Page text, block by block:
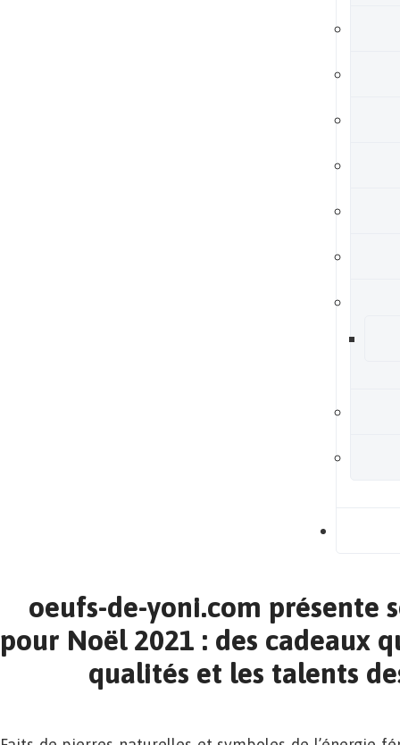
oeufs-de-yoni.com présente
pour Noël 2021 : des cadeaux
qualités et les talents